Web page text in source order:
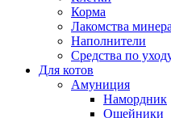
Корма
Лакомства
Наполнители
Средства по
Для котов
Амуниция
Намордник
Ошейники